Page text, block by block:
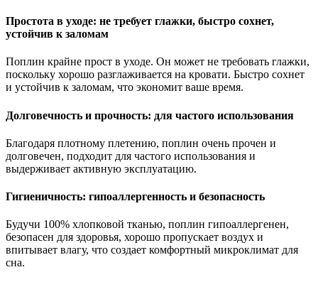
Простота в уходе: не требует глажки, быстро сохнет,
устойчив к заломам
Поплин крайне прост в уходе. Он может не требовать глажки,
поскольку хорошо разглаживается на кровати. Быстро сохнет
и устойчив к заломам, что экономит ваше время.
Долговечность и прочность: для частого использования
Благодаря плотному плетению, поплин очень прочен и
долговечен, подходит для частого использования и
выдерживает активную эксплуатацию.
Гигиеничность: гипоаллергенность и безопасность
Будучи 100% хлопковой тканью, поплин гипоаллергенен,
безопасен для здоровья, хорошо пропускает воздух и
впитывает влагу, что создает комфортный микроклимат для
сна.